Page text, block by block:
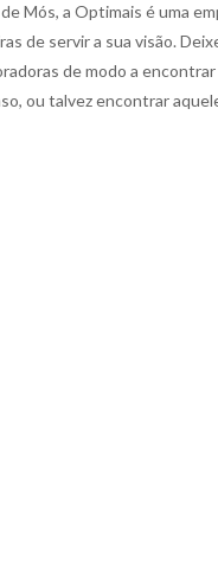
Mós, a Optimais é uma
de servir a sua visão.
de modo a
ou talvez encontrar